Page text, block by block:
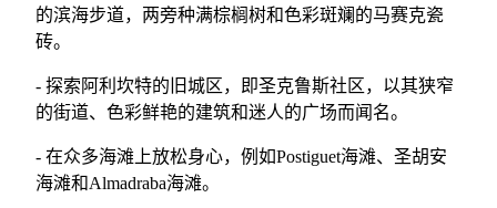
的滨海步道，两旁种满棕榈树和色彩斑斓的马赛克瓷
砖。
- 探索阿利坎特的旧城区，即圣克鲁斯社区，以其狭窄
的街道、色彩鲜艳的建筑和迷人的广场而闻名。
- 在众多海滩上放松身心，例如Postiguet海滩、圣胡安
海滩和Almadraba海滩。